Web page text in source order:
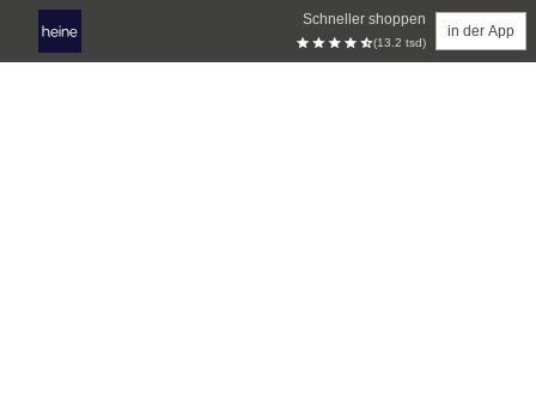
Schneller shoppen
(13.2 tsd)
in der App